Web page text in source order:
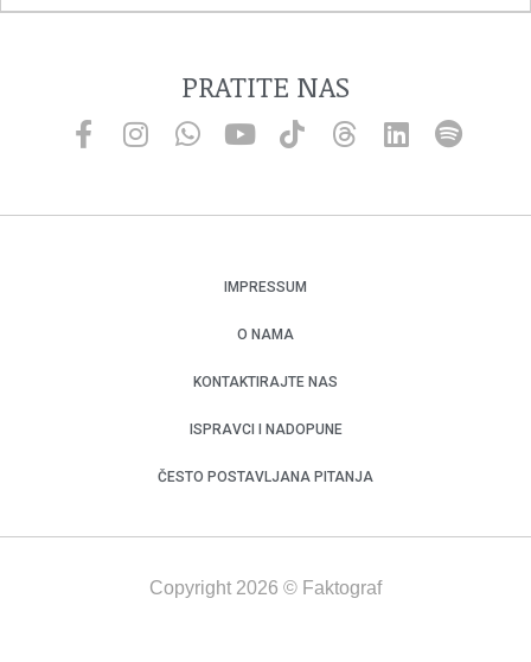
PRATITE NAS
IMPRESSUM
O NAMA
KONTAKTIRAJTE NAS
ISPRAVCI I NADOPUNE
ČESTO POSTAVLJANA PITANJA
Copyright 2026 © Faktograf